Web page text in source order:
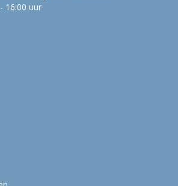
16:00 uur